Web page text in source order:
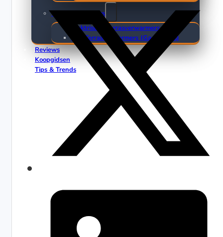
Terrasverwarmers
Elektrische Terrasverwarmers
Gas Terrasverwarmers (Gasheaters)
Reviews
Koopgidsen
Tips & Trends